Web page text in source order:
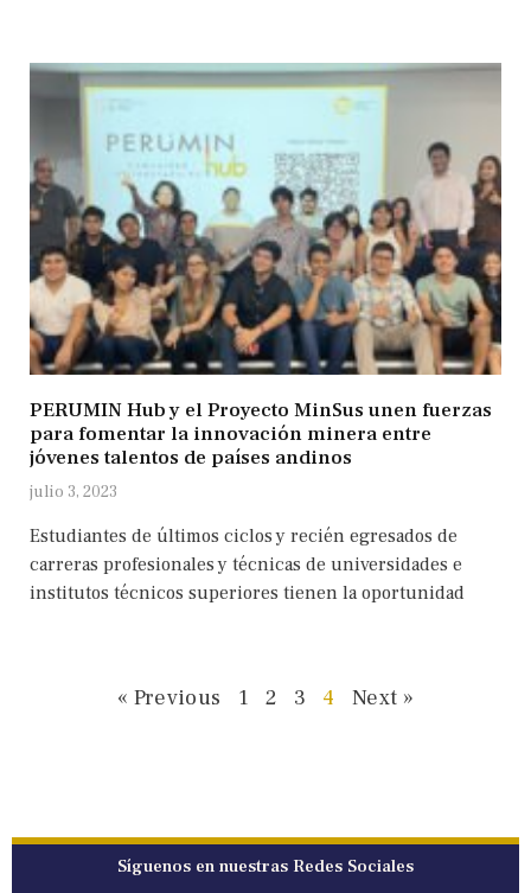
PERUMIN Hub y el Proyecto MinSus unen fuerzas
para fomentar la innovación minera entre
jóvenes talentos de países andinos
julio 3, 2023
Estudiantes de últimos ciclos y recién egresados de
carreras profesionales y técnicas de universidades e
institutos técnicos superiores tienen la oportunidad
« Previous 1 2 3 4 Next »
Síguenos en nuestras Redes Sociales